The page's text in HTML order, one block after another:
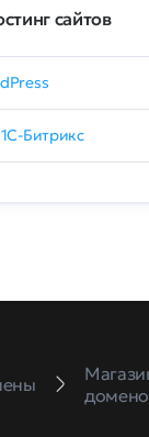
сайтов
Битрикс